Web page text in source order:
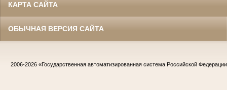
КАРТА САЙТА
ОБЫЧНАЯ ВЕРСИЯ САЙТА
2006-2026 «Государственная автоматизированная система Российской